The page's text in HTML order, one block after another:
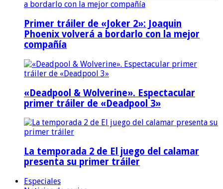
Primer tráiler de «Joker 2»: Joaquin
Phoenix volverá a bordarlo con la mejor
compañía
«Deadpool & Wolverine». Espectacular
primer tráiler de «Deadpool 3»
La temporada 2 de El juego del calamar
presenta su primer tráiler
Especiales